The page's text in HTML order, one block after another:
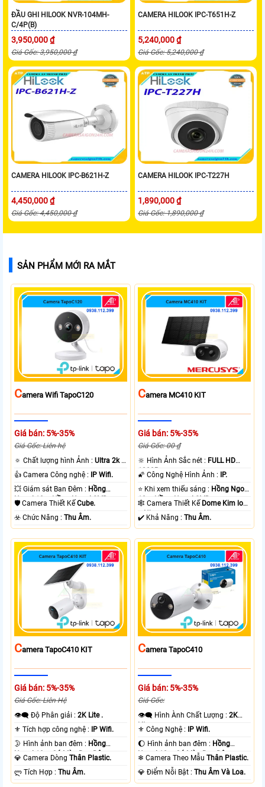
ĐẦU GHI HILOOK NVR-104MH-
C/4P(B)
3,950,000 ₫
Giá Gốc: 3,950,000 ₫
CAMERA HILOOK IPC-T651H-Z
5,240,000 ₫
Giá Gốc: 5,240,000 ₫
CAMERA HILOOK IPC-B621H-Z
4,450,000 ₫
Giá Gốc: 4,450,000 ₫
CAMERA HILOOK IPC-T227H
1,890,000 ₫
Giá Gốc: 1,890,000 ₫
SẢN PHẨM MỚI RA MẮT
CAmera Wifi TapoC120
Giá bán: 5%-35%
Giá Gốc: Liên hệ
🔅 Chất lượng hình Ảnh :Ultra 2k +
.
👍 Camera Công nghệ : IP Wifi.
💥 Giám sát Ban Đêm : Hồng
Ngoại 10m Hồng Ngoại SMD.
🛡 Camera Thiết KếCube.
️☣️ Chức Năng :Thu Âm.
CAmera MC410 KIT
Giá bán: 5%-35%
Giá Gốc: 00 ₫
🔆 Hình Ảnh Sắc nét : FULL HD
1080P .
🌠 Công Nghệ Hình Ảnh : IP.
⭐ Khi xem thiếu sáng : Hồng Ngoại
10m Hồng Ngoại SMD.
🕸️ Camera Thiết Kế Dome Kim loại
+ Nhựa.
️✔️ Khả Năng :Thu Âm.
CAmera TapoC410 KIT
Giá bán: 5%-35%
Giá Gốc: Liên Hệ
👁️‍🗨 Độ Phân giải :2K Lite .
⚜️ Tích hợp công nghệ : IP Wifi.
🌛 Hình ảnh ban đêm : Hồng
Ngoại 10m Có Màu Ban Ðêm.
💎 Camera DòngThân Plastic.
️ლ Tích Hợp :Thu Âm.
CAmera TapoC410
Giá bán: 5%-35%
Giá Gốc:
👁️‍🗨 Hình Ành Chất Lượng :2K
Lite .
⚜️ Công Nghệ : IP Wifi.
🌔 Hình ảnh ban đêm : Hồng
Ngoại 10m Có Màu Ban Ðêm.
❄ Camera Theo MẫuThân Plastic.
️💎 Điểm Nỗi Bật :Thu Âm Và Loa.